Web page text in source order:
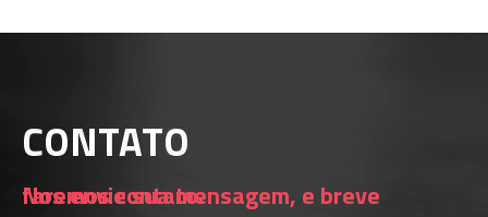
CONTATO
Nos envie sua mensagem, e breve faremos contato.